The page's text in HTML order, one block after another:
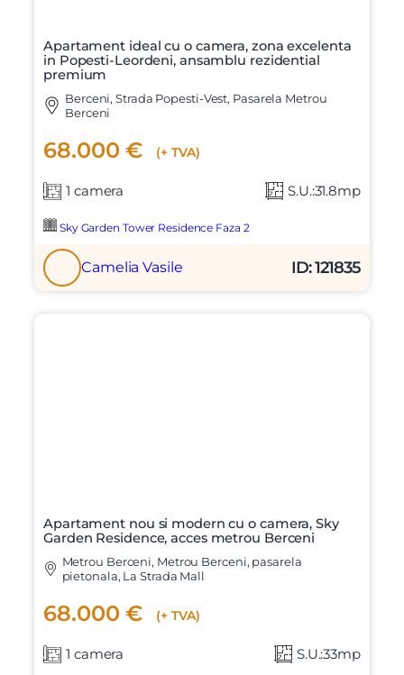
Apartament ideal cu o camera, zona excelenta
in Popesti-Leordeni, ansamblu rezidential
premium
Berceni, Strada Popesti-Vest, Pasarela Metrou
Berceni
68.000 € (+ TVA)
1 camera S.U.:31.8mp
Sky Garden Tower Residence Faza 2
Camelia Vasile ID: 121835
Apartament nou si modern cu o camera, Sky
Garden Residence, acces metrou Berceni
Metrou Berceni, Metrou Berceni, pasarela
pietonala, La Strada Mall
68.000 € (+ TVA)
1 camera S.U.:33mp
SudRezidential.ro
Sunt de acord cu
prelucrarea datelor cu caracter personal